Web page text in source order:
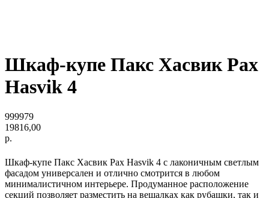
Шкаф-купе Пакс Хасвик Pax
Hasvik 4
999979
19816,00
р.
Шкаф-купе Пакс Хасвик Pax Hasvik 4 с лаконичным светлым
фасадом универсален и отлично смотрится в любом
минималистичном интерьере. Продуманное расположение
секций позволяет разместить на вешалках как рубашки, так и